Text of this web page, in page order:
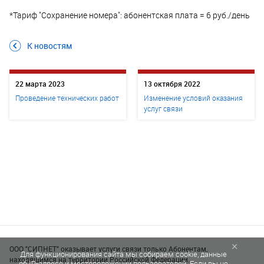
*Тариф "Сохранение номера": абонентская плата = 6 руб./день
К новостям
22 марта 2023
Проведение технических работ
13 октября 2022
Изменение условий оказания
услуг связи
ООО "СИПНЕТ" оказывает услуги связи только Абонентам,
находящимся на территории Российской Федерации.
Для функционирования сайта мы собираем cookie, данные ×